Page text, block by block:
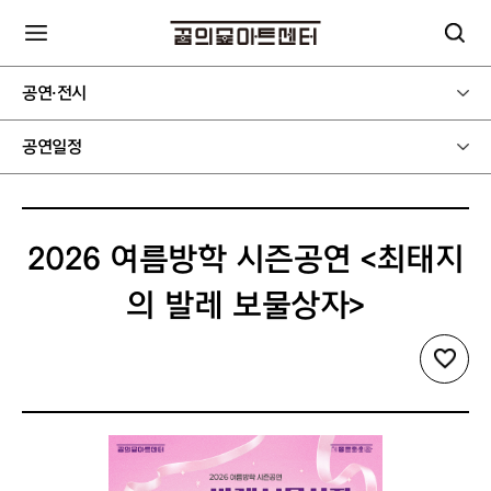
공연·전시
공연일정
2026 여름방학 시즌공연 <최태지
의 발레 보물상자>